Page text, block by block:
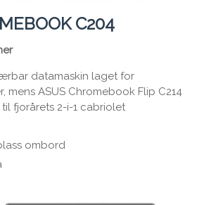
C204
datamaskin laget for
mens ASUS Chromebook Flip C214
fjorårets 2-i-1 cabriolet
ombord